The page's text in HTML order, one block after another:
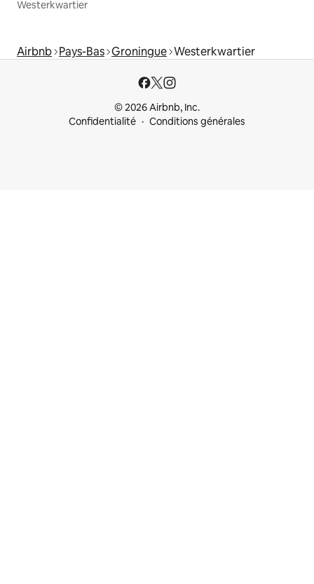
Westerkwartier
Airbnb Pays-Bas Groningue Westerkwartier
© 2026 Airbnb, Inc.
Confidentialité
Conditions générales